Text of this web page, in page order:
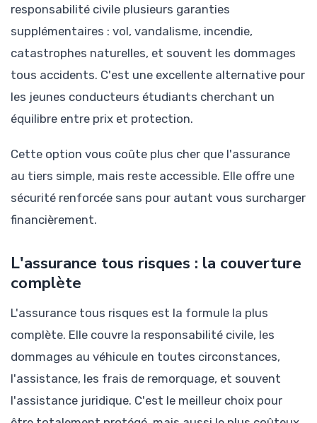
responsabilité civile plusieurs garanties
supplémentaires : vol, vandalisme, incendie,
catastrophes naturelles, et souvent les dommages
tous accidents. C'est une excellente alternative pour
les jeunes conducteurs étudiants cherchant un
équilibre entre prix et protection.
Cette option vous coûte plus cher que l'assurance
au tiers simple, mais reste accessible. Elle offre une
sécurité renforcée sans pour autant vous surcharger
financièrement.
L'assurance tous risques : la couverture
complète
L'assurance tous risques est la formule la plus
complète. Elle couvre la responsabilité civile, les
dommages au véhicule en toutes circonstances,
l'assistance, les frais de remorquage, et souvent
l'assistance juridique. C'est le meilleur choix pour